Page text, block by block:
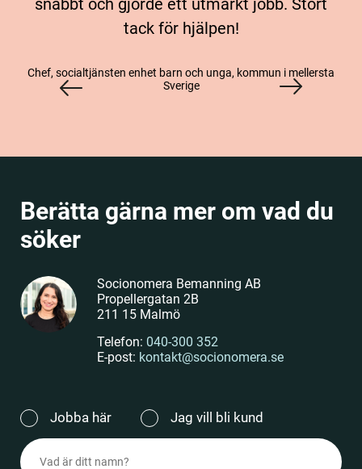
snabbt och gjorde ett utmärkt jobb. Stort
tack för hjälpen!
Chef, socialtjänsten enhet barn och unga, kommun i mellersta
Sverige
Berätta gärna mer om vad du
söker
Socionomera Bemanning AB
Propellergatan 2B
211 15 Malmö
Telefon: 040-300 352
E-post: kontakt@socionomera.se
Jag
vill
(Obligatoriskt)
Jobba här Jag vill bli kund
Namn
(Obligatoriskt)